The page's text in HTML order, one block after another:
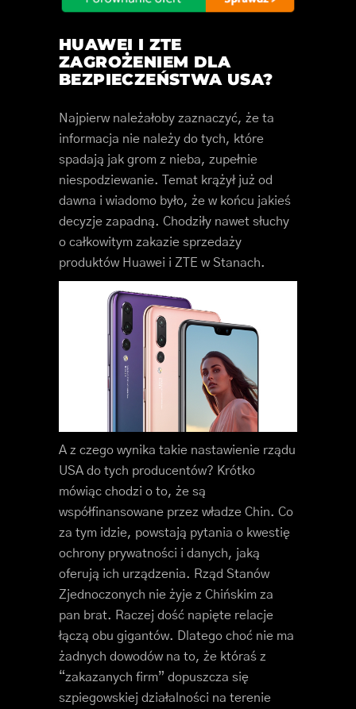
HUAWEI I ZTE
ZAGROŻENIEM DLA
BEZPIECZEŃSTWA USA?
Najpierw należałoby zaznaczyć, że ta
informacja nie należy do tych, które
spadają jak grom z nieba, zupełnie
niespodziewanie. Temat krążył już od
dawna i wiadomo było, że w końcu jakieś
decyzje zapadną. Chodziły nawet słuchy
o całkowitym zakazie sprzedaży
produktów Huawei i ZTE w Stanach.
A z czego wynika takie nastawienie rządu
USA do tych producentów? Krótko
mówiąc chodzi o to, że są
współfinansowane przez władze Chin. Co
za tym idzie, powstają pytania o kwestię
ochrony prywatności i danych, jaką
oferują ich urządzenia. Rząd Stanów
Zjednoczonych nie żyje z Chińskim za
pan brat. Raczej dość napięte relacje
łączą obu gigantów. Dlatego choć nie ma
żadnych dowodów na to, że któraś z
“zakazanych firm” dopuszcza się
szpiegowskiej działalności na terenie